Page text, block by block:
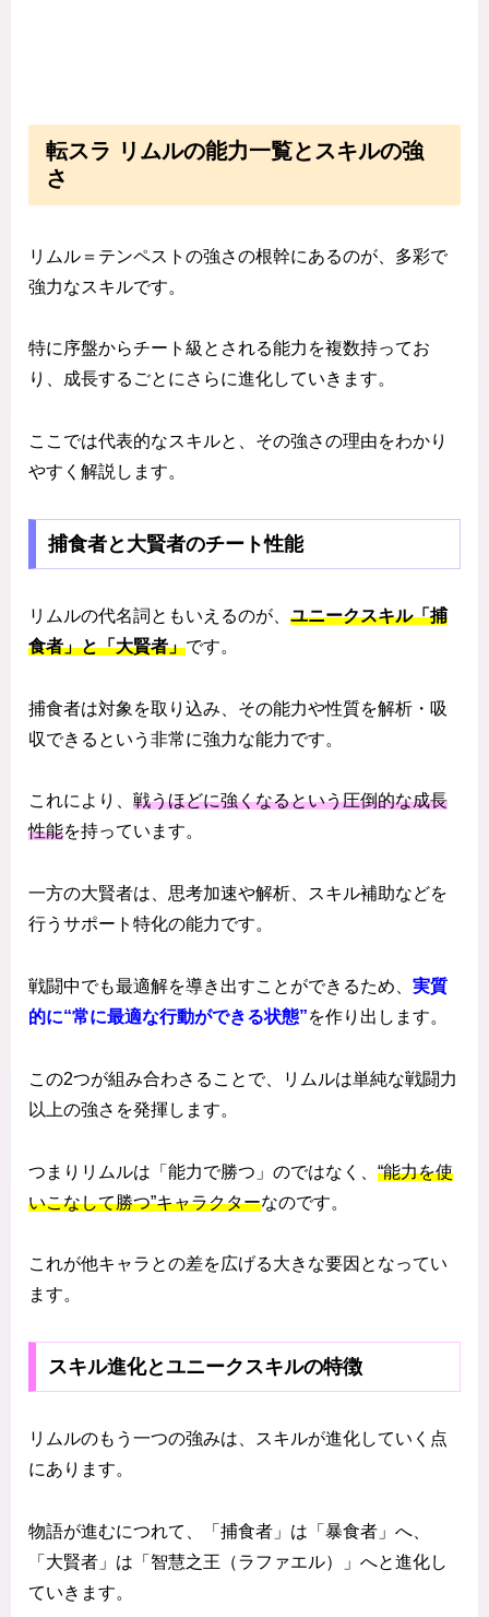
転スラ リムルの能力一覧とスキルの強
さ
リムル＝テンペストの強さの根幹にあるのが、多彩で
強力なスキルです。
特に序盤からチート級とされる能力を複数持ってお
り、成長するごとにさらに進化していきます。
ここでは代表的なスキルと、その強さの理由をわかり
やすく解説します。
捕食者と大賢者のチート性能
リムルの代名詞ともいえるのが、 ユニークスキル「捕
食者」と「大賢者」です。
捕食者は対象を取り込み、その能力や性質を解析・吸
収できるという非常に強力な能力です。
これにより、 戦うほどに強くなるという圧倒的な成長
性能を持っています。
一方の大賢者は、思考加速や解析、スキル補助などを
行うサポート特化の能力です。
戦闘中でも最適解を導き出すことができるため、 実質
的に“常に最適な行動ができる状態”を作り出します。
この2つが組み合わさることで、リムルは単純な戦闘力
以上の強さを発揮します。
つまりリムルは「能力で勝つ」のではなく、 “能力を使
いこなして勝つ”キャラクターなのです。
これが他キャラとの差を広げる大きな要因となってい
ます。
スキル進化とユニークスキルの特徴
リムルのもう一つの強みは、スキルが進化していく点
にあります。
物語が進むにつれて、「捕食者」は「暴食者」へ、
「大賢者」は「智慧之王（ラファエル）」へと進化し
ていきます。